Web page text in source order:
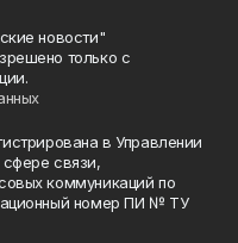
новости"
только с
в Управлении
связи,
коммуникаций по
номер ПИ № ТУ